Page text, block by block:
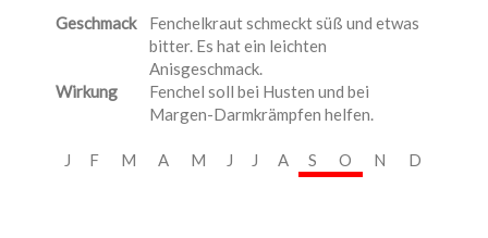
Geschmack
Fenchelkraut schmeckt süß und etwas
bitter. Es hat ein leichten
Anisgeschmack.
Wirkung
Fenchel soll bei Husten und bei
Margen-Darmkrämpfen helfen.
J F M A M J J A S O N D